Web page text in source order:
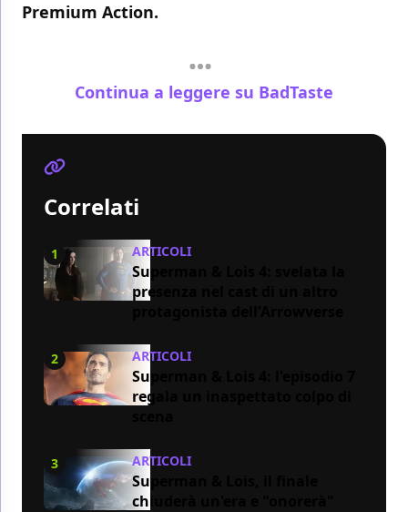
Premium Action.
Continua a leggere su BadTaste
Correlati
1 ARTICOLI
Superman & Lois 4: svelata la
presenza nel cast di un altro
2 ARTICOLI
Superman & Lois 4: l'episodio 7
regala un inaspettato colpo di
3 ARTICOLI
Superman & Lois, il finale
chiuderà un'era e "onorerà"